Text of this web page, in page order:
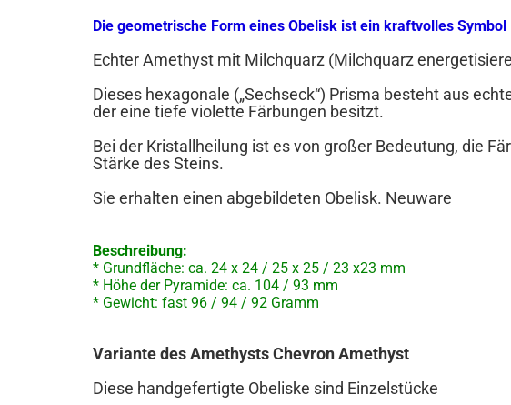
Die geometrische Form eines Obelisk ist ein kraftvolles Symbol
Echter Amethyst mit Milchquarz (Milchquarz
Dieses hexagonale („Sechseck“) Prisma besteht aus
der eine tiefe violette Färbungen besitzt.
Bei der Kristallheilung ist es von großer Bedeutung, die
Stärke des Steins.
Sie erhalten einen abgebildeten Obelisk. Neuware
Beschreibung:
* Grundfläche: ca. 24 x 24 / 25 x 25 / 23 x23 mm
* Höhe der Pyramide: ca. 104 / 93 mm
* Gewicht: fast 96 / 94 / 92 Gramm
Variante des Amethysts Chevron Amethyst
Diese handgefertigte Obeliske sind Einzelstücke